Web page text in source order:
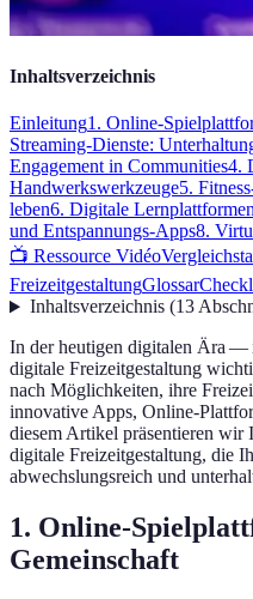
Inhaltsverzeichnis
Einleitung1. Online-
Streaming-Dienste:
Engagement in Communities4.
Handwerkswerkzeuge5.
leben6. Digitale
und Entspannungs-Apps8.
📺 Ressource Vidéo
FreizeitgestaltungGlossar
Inhaltsverzeichnis(13
In der heutigen digitalen Ära —
digitale Freizeitgestaltung
nach Möglichkeiten, ihre
innovative Apps, Online-
diesem Artikel präsentieren wir
digitale Freizeitgestaltung, die
abwechslungsreich und
1. Online-
Gemeinschaft